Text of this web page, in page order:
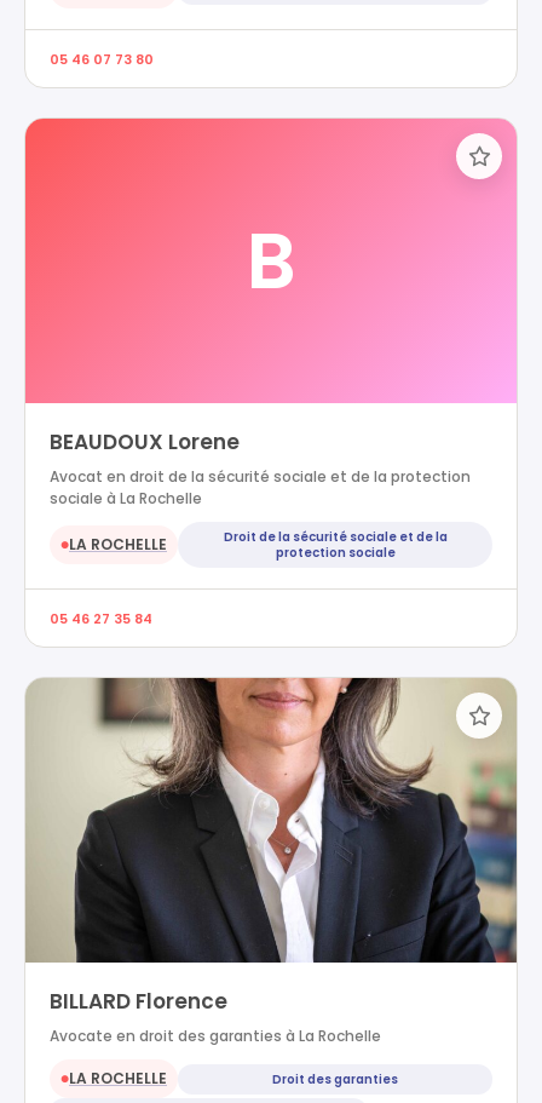
05 46 07 73 80
B
BEAUDOUX Lorene
Avocat en droit de la sécurité sociale et de la protection
sociale à La Rochelle
●LA ROCHELLE
Droit de la sécurité sociale et de la
protection sociale
05 46 27 35 84
BILLARD Florence
Avocate en droit des garanties à La Rochelle
●LA ROCHELLE
Droit des garanties